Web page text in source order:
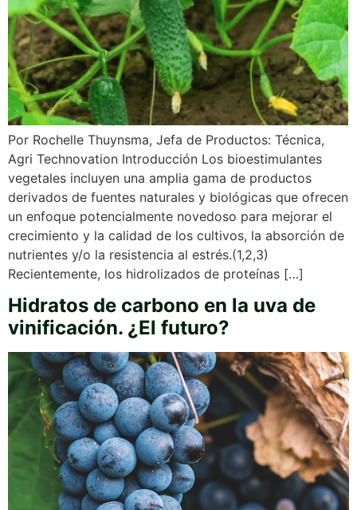
Por Rochelle Thuynsma, Jefa de Productos: Técnica,
Agri Technovation Introducción Los bioestimulantes
vegetales incluyen una amplia gama de productos
derivados de fuentes naturales y biológicas que ofrecen
un enfoque potencialmente novedoso para mejorar el
crecimiento y la calidad de los cultivos, la absorción de
nutrientes y/o la resistencia al estrés.(1,2,3)
Recientemente, los hidrolizados de proteínas […]
Hidratos de carbono en la uva de
vinificación. ¿El futuro?